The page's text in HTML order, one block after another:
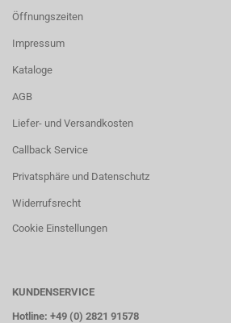
Öffnungszeiten
Impressum
Kataloge
AGB
Liefer- und Versandkosten
Callback Service
Privatsphäre und Datenschutz
Widerrufsrecht
Cookie Einstellungen
KUNDENSERVICE
Hotline: +49 (0) 2821 91578